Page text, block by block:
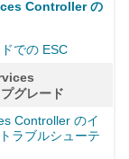
Controller の
での ESC
グレード
Controller のイ
ラブルシューテ